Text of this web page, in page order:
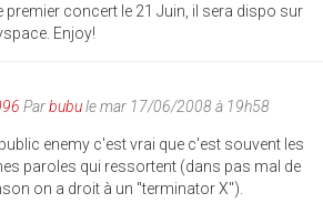
premier concert le 21 Juin, il sera dispo sur
Enjoy!
Parbubule mar 17/06/2008 à 19h58
enemy c'est vrai que c'est souvent les
paroles qui ressortent (dans pas mal de
on a droit à un "terminator X").